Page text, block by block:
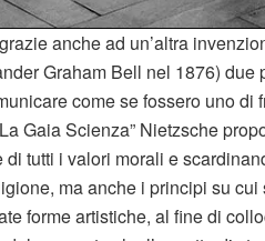
anche ad un’altra
Graham Bell nel 1876)
come se fossero uno di
Gaia Scienza” Nietzsche
di tutti i valori morali e
ma anche i principi su
forme artistiche, al fine di